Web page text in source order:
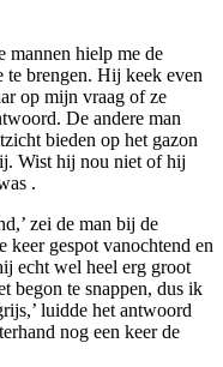
te brengen. Hij keek even
op mijn vraag of ze
De andere man
bieden op het gazon
Wist hij nou niet of hij
.
zei de man bij de
keer gespot vanochtend en
echt wel heel erg groot
begon te snappen, dus ik
luidde het antwoord
nog een keer de